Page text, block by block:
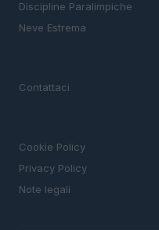
Discipline Paralimpiche
Neve Estrema
Contattaci
Cookie Policy
Privacy Policy
Note legali